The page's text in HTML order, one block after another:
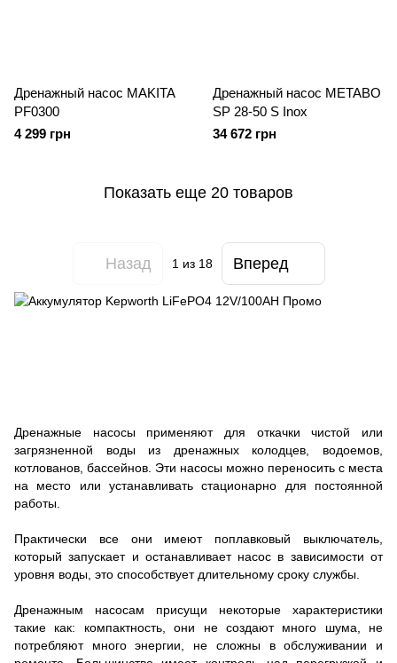
Дренажный насос MAKITA
PF0300
4 299 грн
Дренажный насос METABO
SP 28-50 S Inox
34 672 грн
Показать еще 20 товаров
Назад 1 из 18 Вперед
Дренажные насосы применяют для откачки чистой или
загрязненной воды из дренажных колодцев, водоемов,
котлованов, бассейнов. Эти насосы можно переносить с места
на место или устанавливать стационарно для постоянной
работы.
Практически все они имеют поплавковый выключатель,
который запускает и останавливает насос в зависимости от
уровня воды, это способствует длительному сроку службы.
Дренажным насосам присущи некоторые характеристики
такие как: компактность, они не создают много шума, не
потребляют много энергии, не сложны в обслуживании и